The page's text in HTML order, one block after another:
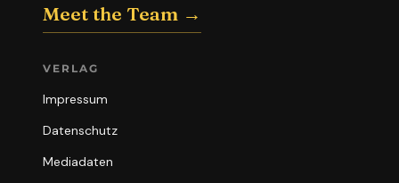
Meet the Team →
VERLAG
Impressum
Datenschutz
Mediadaten